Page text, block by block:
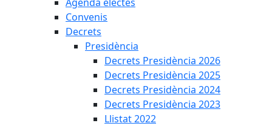
Convenis
Decrets
Presidència
Decrets Presidència 2026
Decrets Presidència 2025
Decrets Presidència 2024
Decrets Presidència 2023
Llistat 2022